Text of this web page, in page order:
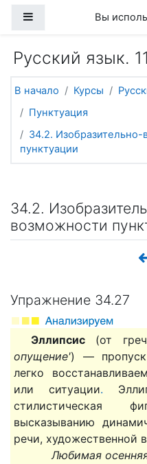
Боковая панель
Вы
Русский язык.
В начало Курсы
Пунктуация
34.2.
пунктуации
34.2.
возможности
Упражнение 34.27
Эллипсис (от греч
опущение') — пропуск
легко
или ситуации.
стилистическая
высказыванию
речи, художественной
Любимая